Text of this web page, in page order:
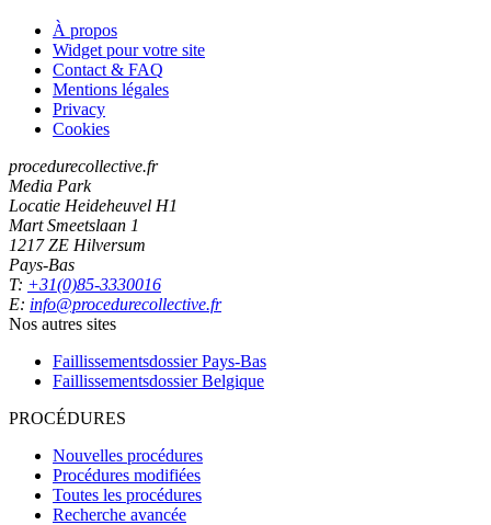
À propos
Widget pour votre site
Contact & FAQ
Mentions légales
Privacy
Cookies
procedurecollective.fr
Media Park
Locatie Heideheuvel H1
Mart Smeetslaan 1
1217 ZE Hilversum
Pays-Bas
T: +31(0)85-3330016
E: info@procedurecollective.fr
Nos autres sites
Faillissementsdossier Pays-Bas
Faillissementsdossier Belgique
PROCÉDURES
Nouvelles procédures
Procédures modifiées
Toutes les procédures
Recherche avancée